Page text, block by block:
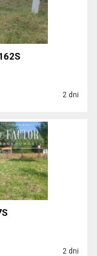
2 dni
2 dni